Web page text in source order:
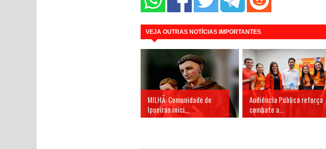
VEJA OUTRAS NOTÍCIAS IMPORTANTES
MILHÃ: Comunidade de
Ipueiras inici...
Audiência Pública reforça
combate a...